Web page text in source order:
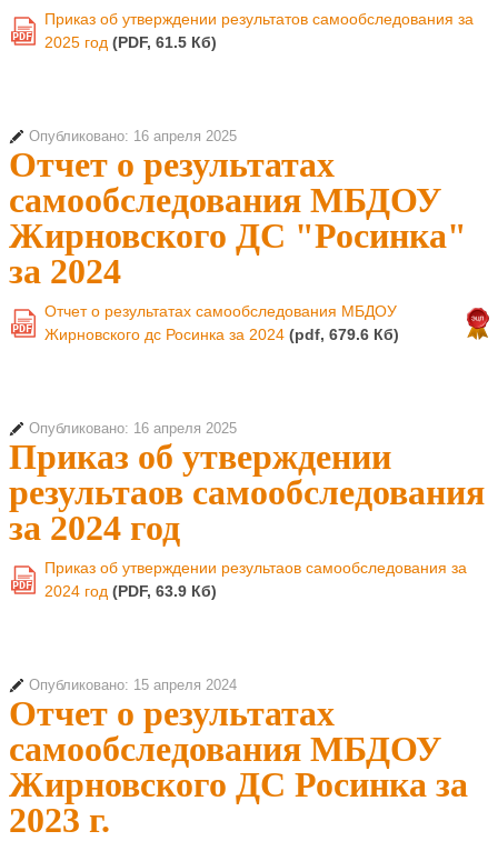
PDF
Приказ об утверждении результатов самообследования за
2025 год (PDF, 61.5 Кб)
Опубликовано: 16 апреля 2025
Отчет о результатах
самообследования МБДОУ
Жирновского ДС "Росинка"
за 2024
PDF
Отчет о результатах самообследования МБДОУ
Жирновского дс Росинка за 2024 (pdf, 679.6 Кб)
Опубликовано: 16 апреля 2025
Приказ об утверждении
результаов самообследования
за 2024 год
PDF
Приказ об утверждении результаов самообследования за
2024 год (PDF, 63.9 Кб)
Опубликовано: 15 апреля 2024
Отчет о результатах
самообследования МБДОУ
Жирновского ДС Росинка за
2023 г.